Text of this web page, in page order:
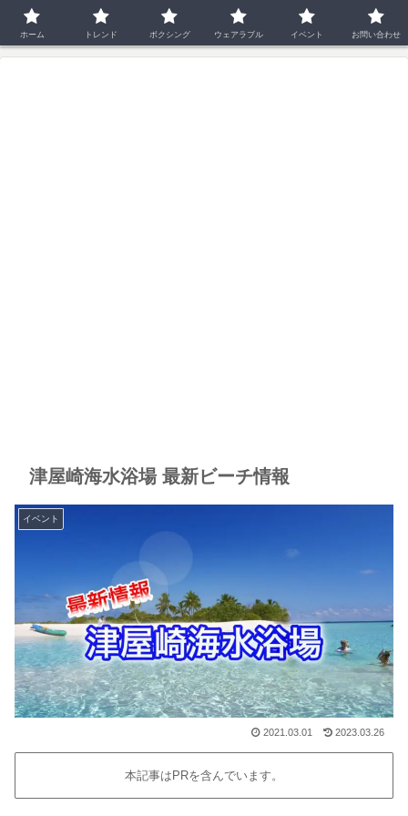
イベント
津屋崎海水浴場 最新ビーチ情報
イベント
2021.03.01 2023.03.26
本記事はPRを含んでいます。
ホーム トレンド ボクシング ウェアラブル イベント お問い合わせ